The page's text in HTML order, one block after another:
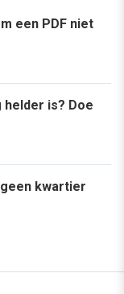
een PDF niet
is? Doe
kwartier